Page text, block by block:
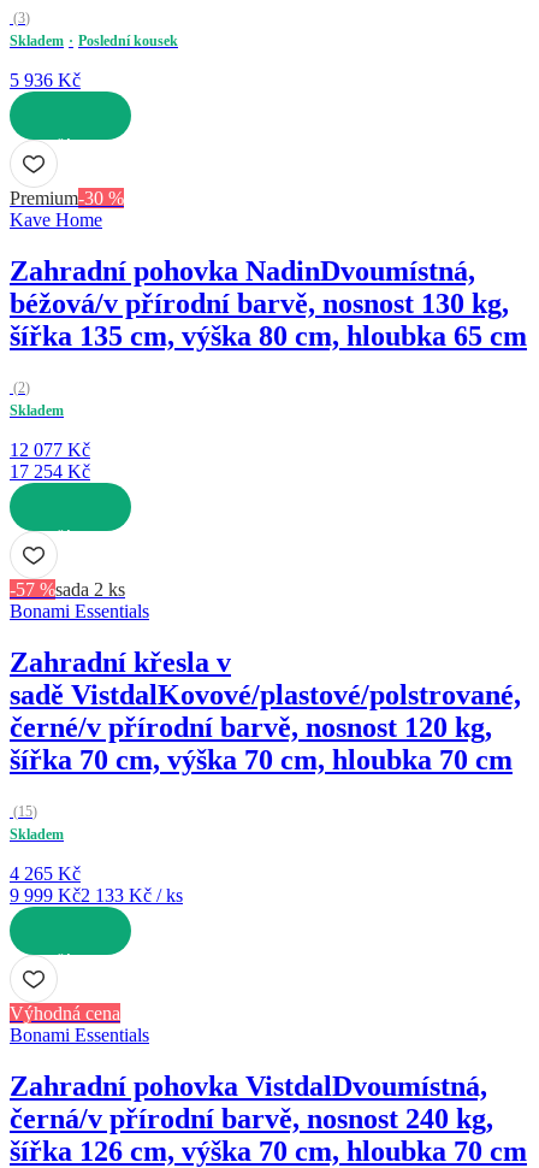
(3)
Skladem
Poslední kousek
5 936 Kč
DO KOŠÍKU
Premium-30 %
Kave Home
Zahradní pohovka NadinDvoumístná,
béžová/v přírodní barvě, nosnost 130 kg,
šířka 135 cm, výška 80 cm, hloubka 65 cm
(2)
Skladem
12 077 Kč
17 254 Kč
DO KOŠÍKU
-57 %sada 2 ks
Bonami Essentials
Zahradní křesla v
sadě VistdalKovové/plastové/polstrované,
černé/v přírodní barvě, nosnost 120 kg,
šířka 70 cm, výška 70 cm, hloubka 70 cm
(15)
Skladem
4 265 Kč
9 999 Kč2 133 Kč / ks
DO KOŠÍKU
Výhodná cena
Bonami Essentials
Zahradní pohovka VistdalDvoumístná,
černá/v přírodní barvě, nosnost 240 kg,
šířka 126 cm, výška 70 cm, hloubka 70 cm